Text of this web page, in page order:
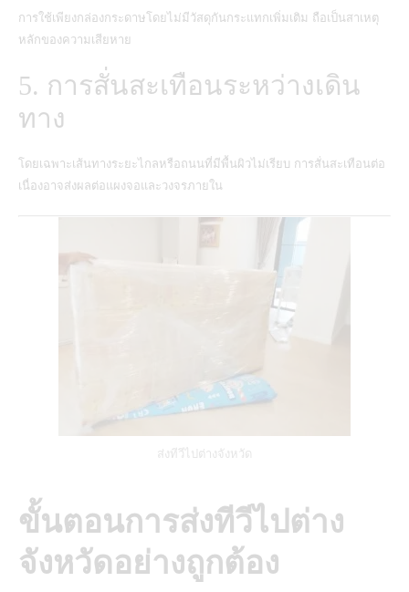
การใช้เพียงกล่องกระดาษโดยไม่มีวัสดุกันกระแทกเพิ่มเติม ถือเป็นสาเหตุ
หลักของความเสียหาย
5. การสั่นสะเทือนระหว่างเดิน
ทาง
โดยเฉพาะเส้นทางระยะไกลหรือถนนที่มีพื้นผิวไม่เรียบ การสั่นสะเทือนต่อ
เนื่องอาจส่งผลต่อแผงจอและวงจรภายใน
ส่งทีวีไปต่างจังหวัด
ขั้นตอนการส่งทีวีไปต่าง
จังหวัดอย่างถูกต้อง